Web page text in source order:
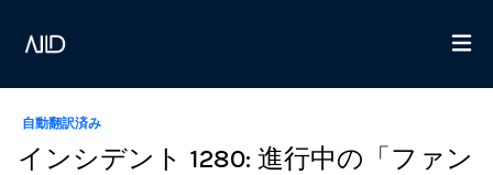
自動翻訳済み
インシデント 1280: 進行中の「ファン